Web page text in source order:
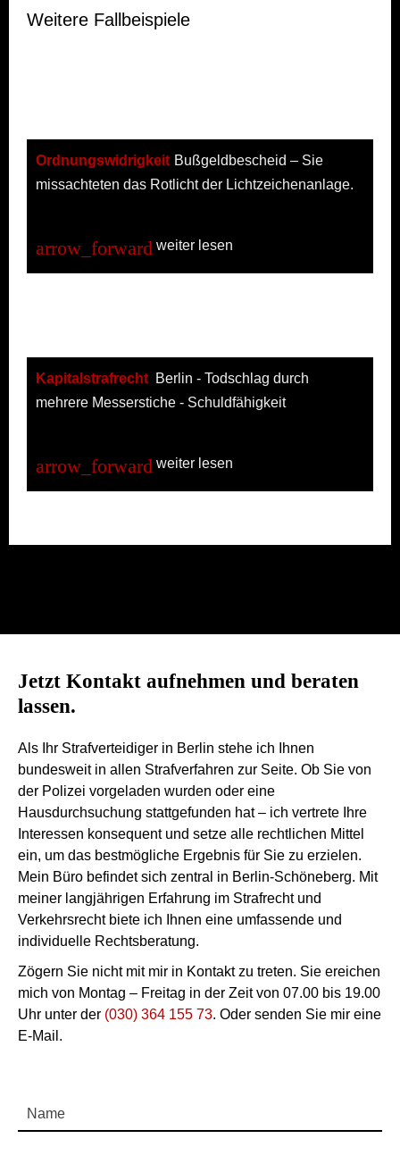
Weitere Fallbeispiele
Ordnungswidrigkeit Bußgeldbescheid – Sie
missachteten das Rotlicht der Lichtzeichenanlage.
weiter lesen
Kapitalstrafrecht Berlin - Todschlag durch
mehrere Messerstiche - Schuldfähigkeit
weiter lesen
Jetzt Kontakt aufnehmen und beraten
lassen.
Als Ihr Strafverteidiger in Berlin stehe ich Ihnen
bundesweit in allen Strafverfahren zur Seite. Ob Sie von
der Polizei vorgeladen wurden oder eine
Hausdurchsuchung stattgefunden hat – ich vertrete Ihre
Interessen konsequent und setze alle rechtlichen Mittel
ein, um das bestmögliche Ergebnis für Sie zu erzielen.
Mein Büro befindet sich zentral in Berlin-Schöneberg. Mit
meiner langjährigen Erfahrung im Strafrecht und
Verkehrsrecht biete ich Ihnen eine umfassende und
individuelle Rechtsberatung.
Zögern Sie nicht mit mir in Kontakt zu treten. Sie ereichen
mich von Montag – Freitag in der Zeit von 07.00 bis 19.00
Uhr unter der (030) 364 155 73. Oder senden Sie mir eine
E-Mail.
Name